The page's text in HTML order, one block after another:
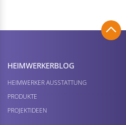
HEIMWERKER­BLOG
HEIMWERKER AUSSTATTUNG
PRODUKTE
PROJEKTIDEEN